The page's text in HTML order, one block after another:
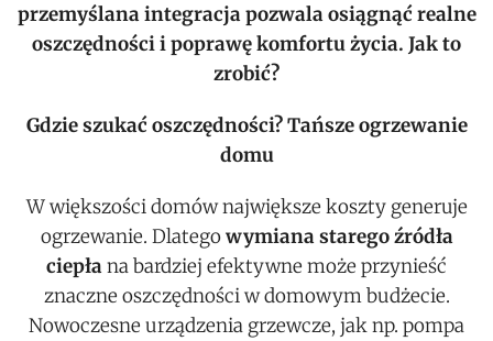
przemyślana integracja pozwala osiągnąć realne
oszczędności i poprawę komfortu życia. Jak to
zrobić?
Gdzie szukać oszczędności? Tańsze ogrzewanie
domu
W większości domów największe koszty generuje
ogrzewanie. Dlategowymiana starego źródła
ciepłana bardziej efektywne może przynieść
znaczne oszczędności w domowym budżecie.
Nowoczesne urządzenia grzewcze, jak np. pompa